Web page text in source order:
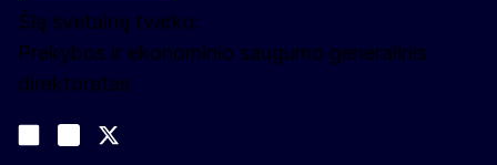
Šią svetainę tvarko:
Prekybos ir ekonominio saugumo generalinis
direktoratas
Join us on LinkedIn
Trade-Off podcast